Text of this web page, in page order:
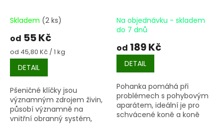
Skladem (2 ks)
od 55 Kč
Měrná
cena:
od 45,80 Kč / 1 kg
DETAIL
Pšeničné klíčky jsou
významným zdrojem živin,
působí významně na
vnitřní obranný systém,
Na objednávku - skladem
do 7 dnů
od 189 Kč
DETAIL
Pohanka pomáhá při
problémech s pohybovým
aparátem, ideální je pro
schvácené koně a koně